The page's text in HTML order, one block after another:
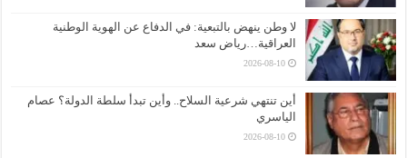
لا وطن ينهض بالتبعية: في الدفاع عن الهوية الوطنية
العراقية…رياض سعد
2026-08-10
أين تنتهي شرعية السلاح.. وأين تبدأ سلطة الدولة؟ عصام
الياسري
2026-08-10